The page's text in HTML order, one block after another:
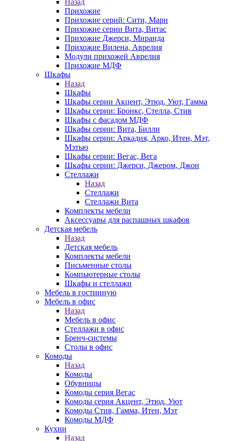
Назад
Прихожие
Прихожие серий: Сити, Мари
Прихожие серии Вита, Витас
Прихожие Джерси, Миранда
Прихожие Вилена, Аврелия
Модули прихожей Аврелия
Прихожие МДФ
Шкафы
Назад
Шкафы
Шкафы серии Акцент, Этюд, Уют, Гамма
Шкафы серии: Бронкс, Стелла, Стив
Шкафы с фасадом МДФ
Шкафы серии: Вита, Билли
Шкафы серии: Аркадия, Арко, Итен, Мэт,
Мэтью
Шкафы серии: Вегас, Вега
Шкафы серии: Джерси, Джером, Джон
Стеллажи
Назад
Стеллажи
Стеллажи Вита
Комплекты мебели
Аксессуары для распашных шкафов
Детская мебель
Назад
Детская мебель
Комплекты мебели
Письменные столы
Компьютерные столы
Шкафы и стеллажи
Мебель в гостинную
Мебель в офис
Назад
Мебель в офис
Стеллажи в офис
Бренч-системы
Столы в офис
Комоды
Назад
Комоды
Обувницы
Комоды серия Вегас
Комоды серия Акцент, Этюд, Уют
Комоды Стив, Гамма, Итен, Мэт
Комоды МДФ
Кухни
Назад